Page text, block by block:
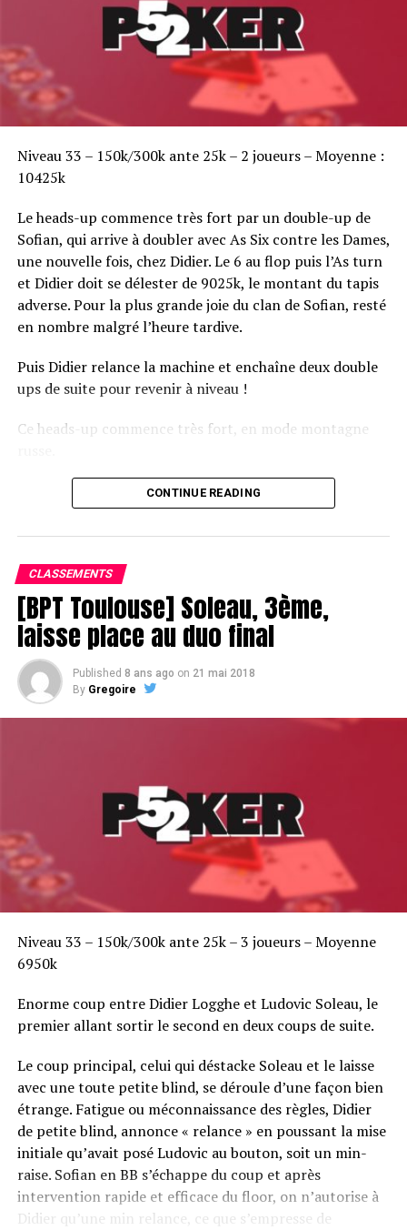
Niveau 33 – 150k/300k ante 25k – 2 joueurs – Moyenne :
10425k
Le heads-up commence très fort par un double-up de
Sofian, qui arrive à doubler avec As Six contre les Dames,
une nouvelle fois, chez Didier. Le 6 au flop puis l’As turn
et Didier doit se délester de 9025k, le montant du tapis
adverse. Pour la plus grande joie du clan de Sofian, resté
en nombre malgré l’heure tardive.
Puis Didier relance la machine et enchaîne deux double
ups de suite pour revenir à niveau !
Ce heads-up commence très fort, en mode montagne
Le champagne va réchauffer si les deux finalistes ne se décident pas !
CONTINUE READING
CLASSEMENTS
[BPT Toulouse] Soleau, 3ème,
laisse place au duo final
Published 8 ans ago on 21 mai 2018
By Gregoire
Niveau 33 – 150k/300k ante 25k – 3 joueurs – Moyenne
6950k
Enorme coup entre Didier Logghe et Ludovic Soleau, le
premier allant sortir le second en deux coups de suite.
Le coup principal, celui qui déstacke Soleau et le laisse
avec une toute petite blind, se déroule d’une façon bien
étrange. Fatigue ou méconnaissance des règles, Didier
de petite blind, annonce « relance » en poussant la mise
initiale qu’avait posé Ludovic au bouton, soit un min-
raise. Sofian en BB s’échappe du coup et après
intervention rapide et efficace du floor, on n’autorise à
Didier qu’une min relance, ce que s’empresse de